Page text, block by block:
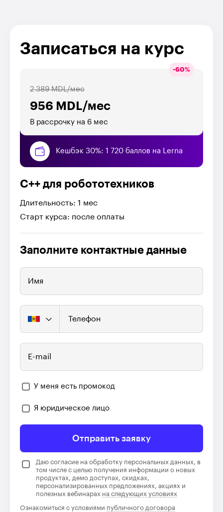
Записаться на курс
-60%
956 MDL/мес
2 389 MDL/мес
В рассрочку на 6 мес
Кешбэк 30%: 1 720 баллов на Lerna
C++ для робототехников
Длительность: 1 мес
Старт курса: после оплаты
Заполните контактные данные
Имя
Телефон
E-mail
У меня есть промокод
Я юридическое лицо
Отправить заявку
Даю согласие на обработку персональных данных, в
том числе с целью получения информации о новых
продуктах, демо доступах, скидках,
персонализированных предложениях, акциях и
полезных вебинарах на следующих условиях
Ознакомиться с условиями публичного договора